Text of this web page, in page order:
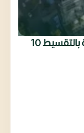
محل تجاري لقطه 25م للبيع بفيو علي الماسة بالتقسيط 10